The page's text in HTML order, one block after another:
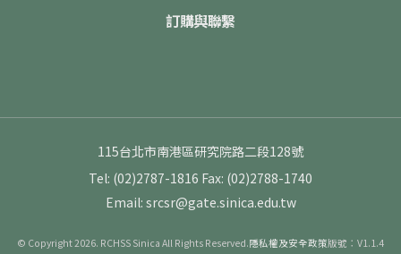
訂購與聯繫
115台北市南港區研究院路二段128號
Tel: (02)2787-1816 Fax: (02)2788-1740
Email: srcsr@gate.sinica.edu.tw
© Copyright 2026. RCHSS Sinica All Rights Reserved.隱私權及安全政策版號：V1.1.4